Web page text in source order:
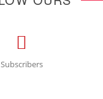
Subscribers